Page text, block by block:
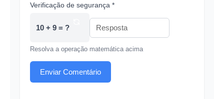
Verificação de segurança *
10 + 9 = ?
Resolva a operação matemática acima
Enviar Comentário